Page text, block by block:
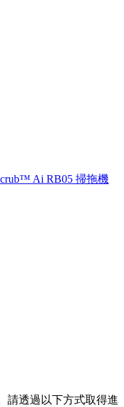
Ai RB05 掃拖機
請透過以下方式取得進